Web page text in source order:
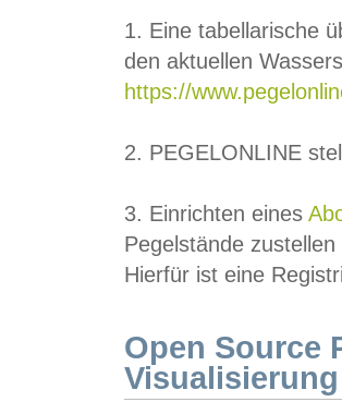
1. Eine tabellarische
den aktuellen
https://
2. PEGELONLINE
3. Einrichten eines
Pegelstände
Hierfür ist eine
Open Source
Visualisierung